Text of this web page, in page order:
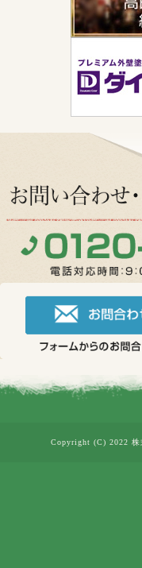
Copyright (C) 2022 株